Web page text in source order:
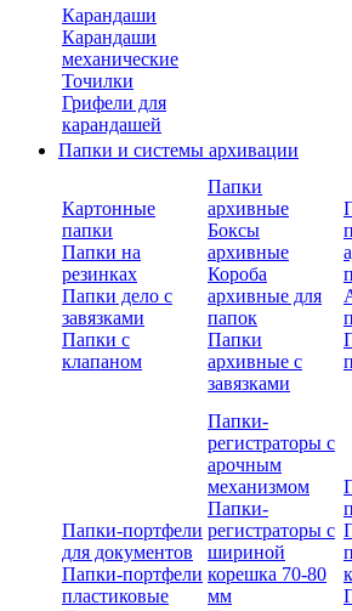
Карандаши
Карандаши
механические
Точилки
Грифели для
карандашей
Папки и системы архивации
Картонные
папки
Папки на
резинках
Папки дело с
завязками
Папки с
клапаном
Папки
архивные
Боксы
архивные
Короба
архивные для
папок
Папки
архивные с
завязками
Папки-портфели
для документов
Папки-портфели
пластиковые
Папки-
регистраторы с
арочным
механизмом
Папки-
регистраторы с
шириной
корешка 70-80
мм